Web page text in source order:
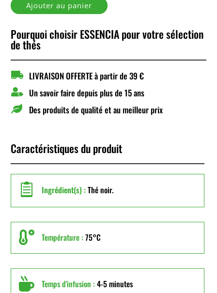
Golden
Ajouter au panier
Pourquoi choisir ESSENCIA pour votre sélection
de thés
 LIVRAISON OFFERTE à partir de 39 €
 Un savoir faire depuis plus de 15 ans
 Des produits de qualité et au meilleur prix
Caractéristiques du produit
 Ingrédient(s) :Thé noir.
 Température : 75°C
 Temps d'infusion : 4-5 minutes